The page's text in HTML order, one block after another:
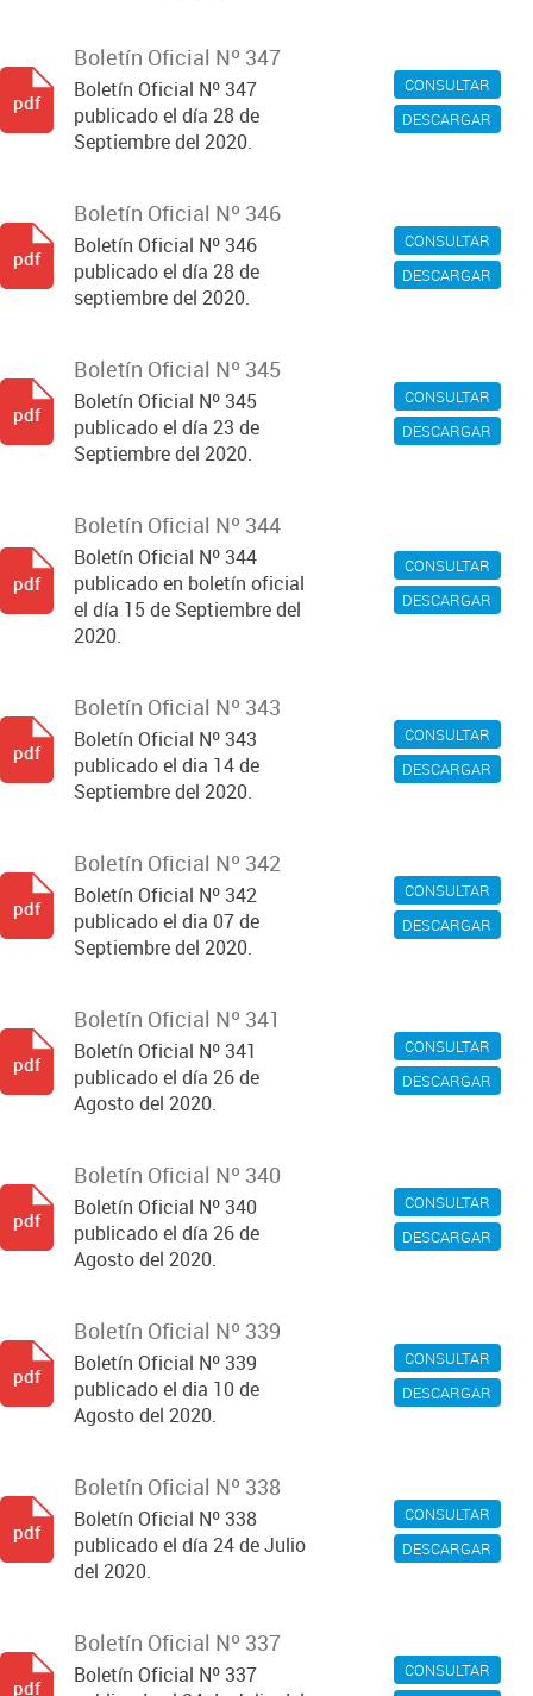
CONSULTAR
DESCARGAR
Boletín Oficial Nº 347
Boletín Oficial Nº 347
publicado el día 28 de
Septiembre del 2020.
pdf
CONSULTAR
DESCARGAR
Boletín Oficial Nº 346
Boletín Oficial Nº 346
publicado el día 28 de
septiembre del 2020.
pdf
CONSULTAR
DESCARGAR
Boletín Oficial Nº 345
Boletín Oficial Nº 345
publicado el día 23 de
Septiembre del 2020.
pdf
CONSULTAR
DESCARGAR
Boletín Oficial Nº 344
Boletín Oficial Nº 344
publicado en boletín oficial
el día 15 de Septiembre del
2020.
pdf
CONSULTAR
DESCARGAR
Boletín Oficial Nº 343
Boletín Oficial Nº 343
publicado el dia 14 de
Septiembre del 2020.
pdf
CONSULTAR
DESCARGAR
Boletín Oficial Nº 342
Boletín Oficial Nº 342
publicado el dia 07 de
Septiembre del 2020.
pdf
CONSULTAR
DESCARGAR
Boletín Oficial Nº 341
Boletín Oficial Nº 341
publicado el día 26 de
Agosto del 2020.
pdf
CONSULTAR
DESCARGAR
Boletín Oficial Nº 340
Boletín Oficial Nº 340
publicado el día 26 de
Agosto del 2020.
pdf
CONSULTAR
DESCARGAR
Boletín Oficial Nº 339
Boletín Oficial Nº 339
publicado el dia 10 de
Agosto del 2020.
pdf
CONSULTAR
DESCARGAR
Boletín Oficial Nº 338
Boletín Oficial Nº 338
publicado el día 24 de Julio
del 2020.
pdf
CONSULTAR
Boletín Oficial Nº 337
Boletín Oficial Nº 337
pdf